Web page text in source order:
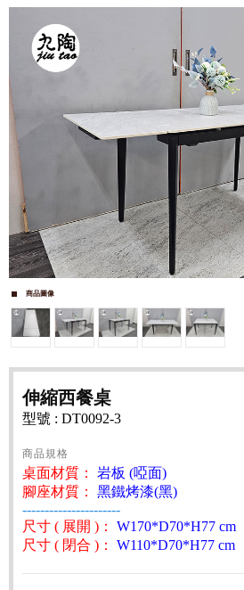
商品圖像
伸縮西餐桌
型號 : DT0092-3
商品規格
桌面材質：
岩板 (啞面)
腳座材質：
黑鐵烤漆(黑)
----------------------
尺寸 ( 展開 )：
W170*D70*H77 cm
尺寸 ( 閉合 )：
W110*D70*H77 cm